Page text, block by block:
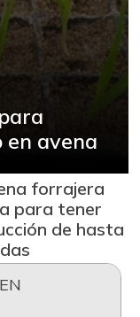
avena
forrajera
para tener
de hasta